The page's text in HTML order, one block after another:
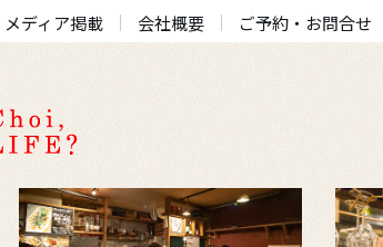
メディア掲載 会社概要 ご予約・お問合せ